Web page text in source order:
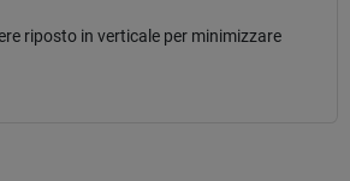
riposto in verticale per minimizzare